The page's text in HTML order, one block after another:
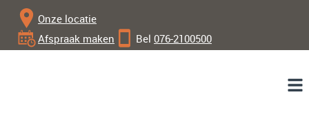
Onze locatie
Afspraak maken
Bel 076-2100500